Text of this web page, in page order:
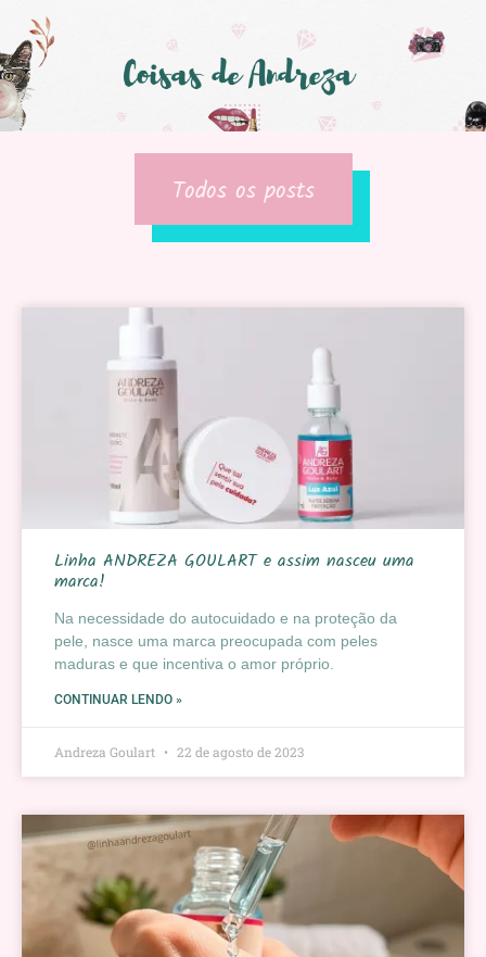
Todos os posts
Linha ANDREZA GOULART e assim nasceu uma
marca!
Na necessidade do autocuidado e na proteção da
pele, nasce uma marca preocupada com peles
maduras e que incentiva o amor próprio.
CONTINUAR LENDO »
Andreza Goulart 22 de agosto de 2023